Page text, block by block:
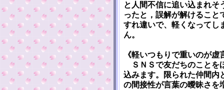
と人間不信に追い込まれそ
ったと，誤解が解けること
すれ違いで、軽くなってし
ん。
《軽いつもりで重いのが虚
ＳＮＳで友だちのことを
込みます。限られた仲間内
の間接性が言葉の曖昧さを